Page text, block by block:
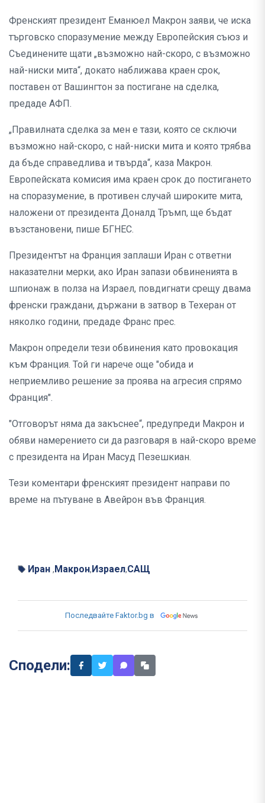
Френският президент Еманюел Макрон заяви, че иска
търговско споразумение между Европейския съюз и
Съединените щати „възможно най-скоро, с възможно
най-ниски мита“, докато наближава краен срок,
поставен от Вашингтон за постигане на сделка,
предаде АФП.
„Правилната сделка за мен е тази, която се сключи
възможно най-скоро, с най-ниски мита и която трябва
да бъде справедлива и твърда“, каза Макрон.
Европейската комисия има краен срок до постигането
на споразумение, в противен случай широките мита,
наложени от президента Доналд Тръмп, ще бъдат
възстановени, пише БГНЕС.
Президентът на Франция заплаши Иран с ответни
наказателни мерки, ако Иран запази обвиненията в
шпионаж в полза на Израел, повдигнати срещу двама
френски граждани, държани в затвор в Техеран от
няколко години, предаде Франс прес.
Макрон определи тези обвинения като провокация
към Франция. Той ги нарече още "обида и
неприемливо решение за проява на агресия спрямо
Франция".
"Отговорът няма да закъснее“, предупреди Макрон и
обяви намерението си да разговаря в най-скоро време
с президента на Иран Масуд Пезешкиан.
Тези коментари френският президент направи по
време на пътуване в Авейрон във Франция.
Иран , Макрон, Израел,САЩ
Последвайте Faktor.bg в
Сподели: